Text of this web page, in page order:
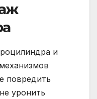
и
повредить
уронить